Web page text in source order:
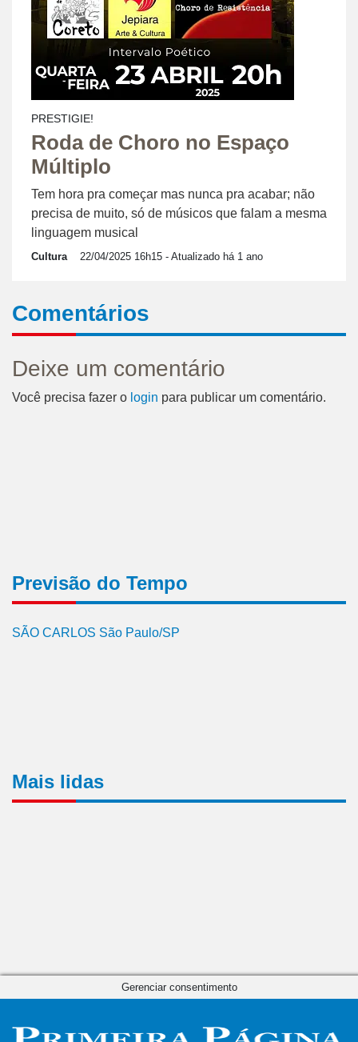
PRESTIGIE!
Roda de Choro no Espaço
Múltiplo
Tem hora pra começar mas nunca pra acabar; não
precisa de muito, só de músicos que falam a mesma
linguagem musical
Cultura 22/04/2025 16h15 - Atualizado há 1 ano
Comentários
Deixe um comentário
Você precisa fazer o login para publicar um comentário.
Previsão do Tempo
SÃO CARLOS São Paulo/SP
Mais lidas
Gerenciar consentimento